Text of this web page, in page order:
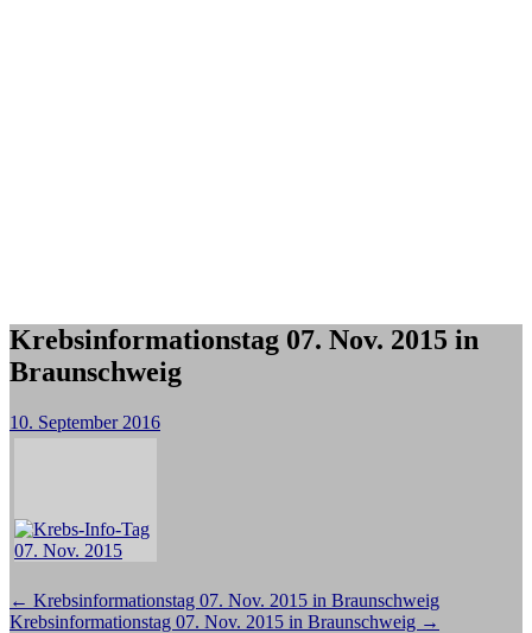
Krebsinformationstag 07. Nov. 2015 in
Braunschweig
10. September 2016
Beitragsnavigation
← Krebsinformationstag 07. Nov. 2015 in Braunschweig
Krebsinformationstag 07. Nov. 2015 in Braunschweig →